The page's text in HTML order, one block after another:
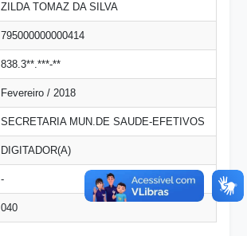
ZILDA TOMAZ DA SILVA
795000000000414
838.3**.***-**
Fevereiro / 2018
SECRETARIA MUN.DE SAUDE-EFETIVOS
DIGITADOR(A)
-
040